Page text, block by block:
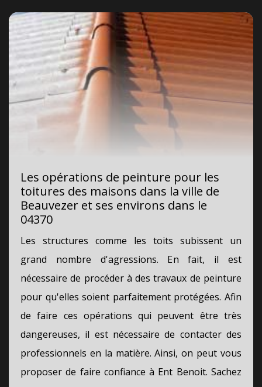
Les opérations de peinture pour les
toitures des maisons dans la ville de
Beauvezer et ses environs dans le
04370
Les structures comme les toits subissent un
grand nombre d'agressions. En fait, il est
nécessaire de procéder à des travaux de peinture
pour qu'elles soient parfaitement protégées. Afin
de faire ces opérations qui peuvent être très
dangereuses, il est nécessaire de contacter des
professionnels en la matière. Ainsi, on peut vous
proposer de faire confiance à Ent Benoit. Sachez